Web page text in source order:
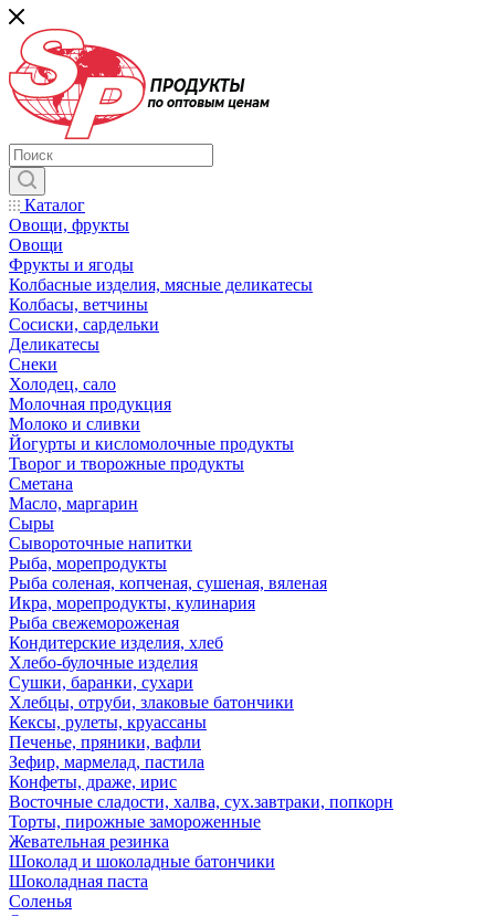
Каталог
Овощи, фрукты
Овощи
Фрукты и ягоды
Колбасные изделия, мясные деликатесы
Колбасы, ветчины
Сосиски, сардельки
Деликатесы
Снеки
Холодец, сало
Молочная продукция
Молоко и сливки
Йогурты и кисломолочные продукты
Творог и творожные продукты
Сметана
Масло, маргарин
Сыры
Сывороточные напитки
Рыба, морепродукты
Рыба соленая, копченая, сушеная, вяленая
Икра, морепродукты, кулинария
Рыба свежемороженая
Кондитерские изделия, хлеб
Хлебо-булочные изделия
Сушки, баранки, сухари
Хлебцы, отруби, злаковые батончики
Кексы, рулеты, круассаны
Печенье, пряники, вафли
Зефир, мармелад, пастила
Конфеты, драже, ирис
Восточные сладости, халва, сух.завтраки, попкорн
Торты, пирожные замороженные
Жевательная резинка
Шоколад и шоколадные батончики
Шоколадная паста
Соленья